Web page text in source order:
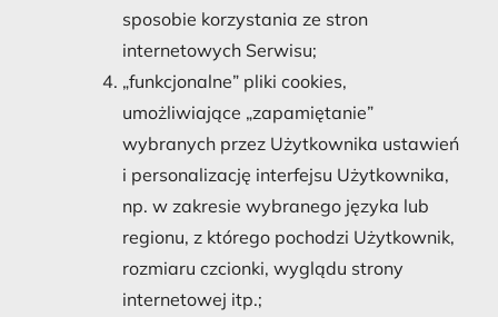
sposobie korzystania ze stron
internetowych Serwisu;
„funkcjonalne” pliki cookies,
umożliwiające „zapamiętanie”
wybranych przez Użytkownika ustawień
i personalizację interfejsu Użytkownika,
np. w zakresie wybranego języka lub
regionu, z którego pochodzi Użytkownik,
rozmiaru czcionki, wyglądu strony
internetowej itp.;